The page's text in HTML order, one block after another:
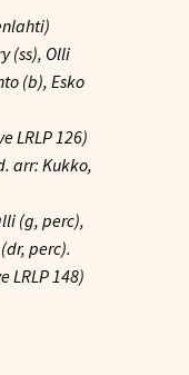
(ss), Olli
(b), Esko
LRLP 126)
arr: Kukko,
(g, perc),
perc).
LRLP 148)